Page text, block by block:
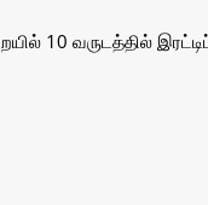
10 வருடத்தில்